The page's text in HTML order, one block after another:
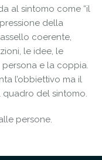
al sintomo come “il
della
coerente,
le idee, le
e la coppia.
l’obbiettivo ma il
quadro del sintomo.
persone.